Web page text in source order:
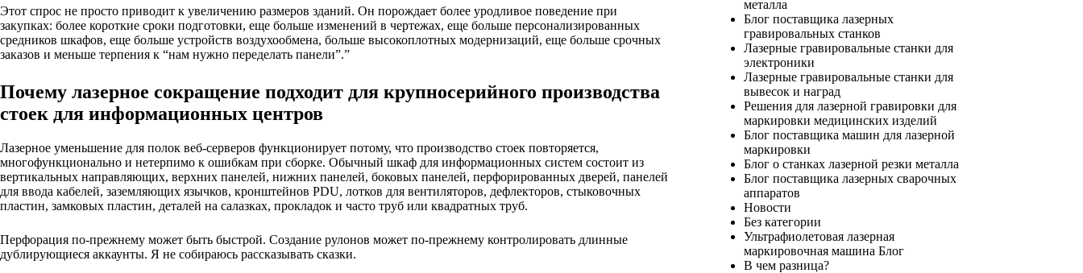
Этот спрос не просто приводит к увеличению размеров зданий. Он порождает более уродливое поведение при
закупках: более короткие сроки подготовки, еще больше изменений в чертежах, еще больше персонализированных
средников шкафов, еще больше устройств воздухообмена, больше высокоплотных модернизаций, еще больше срочных
заказов и меньше терпения к “нам нужно переделать панели”.”
Почему лазерное сокращение подходит для крупносерийного производства
стоек для информационных центров
Лазерное уменьшение для полок веб-серверов функционирует потому, что производство стоек повторяется,
многофункционально и нетерпимо к ошибкам при сборке. Обычный шкаф для информационных систем состоит из
вертикальных направляющих, верхних панелей, нижних панелей, боковых панелей, перфорированных дверей, панелей
для ввода кабелей, заземляющих язычков, кронштейнов PDU, лотков для вентиляторов, дефлекторов, стыковочных
пластин, замковых пластин, деталей на салазках, прокладок и часто труб или квадратных труб.
Перфорация по-прежнему может быть быстрой. Создание рулонов может по-прежнему контролировать длинные
дублирующиеся аккаунты. Я не собираюсь рассказывать сказки.
металла
Блог поставщика лазерных
гравировальных станков
Лазерные гравировальные станки для
электроники
Лазерные гравировальные станки для
вывесок и наград
Решения для лазерной гравировки для
маркировки медицинских изделий
Блог поставщика машин для лазерной
маркировки
Блог о станках лазерной резки металла
Блог поставщика лазерных сварочных
аппаратов
Новости
Без категории
Ультрафиолетовая лазерная
маркировочная машина Блог
В чем разница?